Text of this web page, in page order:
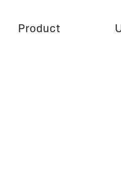
Product